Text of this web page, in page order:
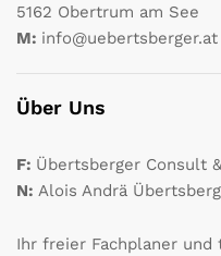
5162 Obertrum am See
M: info@uebertsberger.at
Über Uns
F: Übertsberger Consult
N: Alois Andrä
Ihr freier Fachplaner